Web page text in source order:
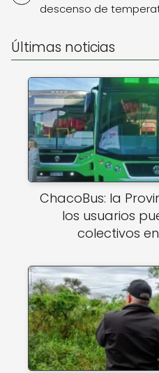
descenso de
Últimas noticias
ChacoBus: la
los usuarios
colectivos